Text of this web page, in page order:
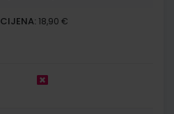
CIJENA: 18,90 €